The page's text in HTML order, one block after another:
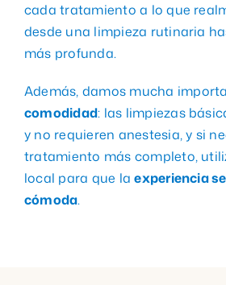
cada tratamiento a lo que
desde una limpieza rutinaria
más profunda.
Además, damos mucha
comodidad: las limpiezas
y no requieren anestesia, y si
tratamiento más completo,
local para que laexperiencia
cómoda.